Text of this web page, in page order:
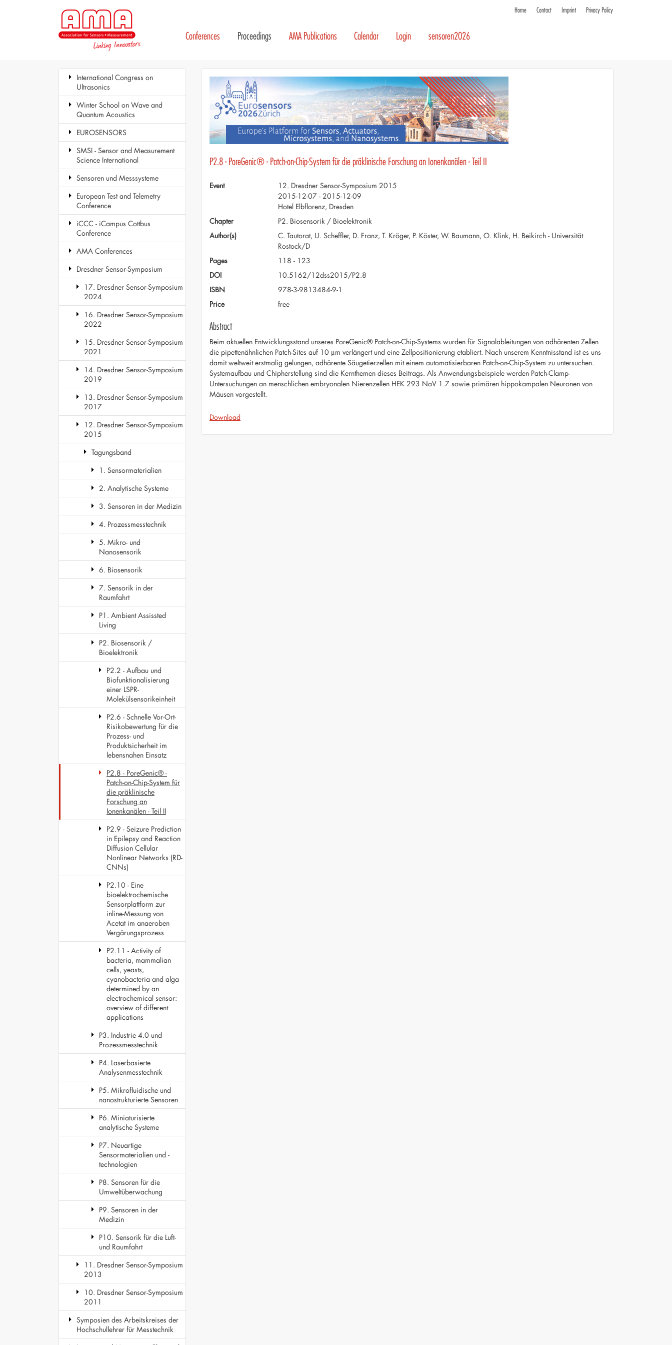
Home Contact Imprint Privacy Policy
Conferences Proceedings AMA Publications Calendar Login sensoren2026
International Congress on
Ultrasonics
Winter School on Wave and
Quantum Acoustics
EUROSENSORS
SMSI - Sensor and Measurement
Science International
Sensoren und Messsysteme
European Test and Telemetry
Conference
iCCC - iCampus Cottbus
Conference
AMA Conferences
Dresdner Sensor-Symposium
17. Dresdner Sensor-Symposium
2024
16. Dresdner Sensor-Symposium
2022
15. Dresdner Sensor-Symposium
2021
14. Dresdner Sensor-Symposium
2019
13. Dresdner Sensor-Symposium
2017
12. Dresdner Sensor-Symposium
2015
Tagungsband
1. Sensormaterialien
2. Analytische Systeme
3. Sensoren in der Medizin
4. Prozessmesstechnik
5. Mikro- und
Nanosensorik
6. Biosensorik
7. Sensorik in der
Raumfahrt
P1. Ambient Assissted
Living
P2. Biosensorik /
Bioelektronik
P2.2 - Aufbau und
Biofunktionalisierung
einer LSPR-
Molekülsensorikeinheit
P2.6 - Schnelle Vor-Ort-
Risikobewertung für die
Prozess- und
Produktsicherheit im
lebensnahen Einsatz
P2.8 - PoreGenic® -
Patch-on-Chip-System für
die präklinische
Forschung an
Ionenkanälen - Teil II
P2.9 - Seizure Prediction
in Epilepsy and Reaction
Diffusion Cellular
Nonlinear Networks (RD-
CNNs)
P2.10 - Eine
bioelektrochemische
Sensorplattform zur
inline-Messung von
Acetat im anaeroben
Vergärungsprozess
P2.11 - Activity of
bacteria, mammalian
cells, yeasts,
cyanobacteria and alga
determined by an
electrochemical sensor:
overview of different
applications
P3. Industrie 4.0 und
Prozessmesstechnik
P4. Laserbasierte
Analysenmesstechnik
P5. Mikrofluidische und
nanostrukturierte Sensoren
P6. Miniaturisierte
analytische Systeme
P7. Neuartige
Sensormaterialien und -
technologien
P8. Sensoren für die
Umweltüberwachung
P9. Sensoren in der
Medizin
P10. Sensorik für die Luft-
und Raumfahrt
11. Dresdner Sensor-Symposium
2013
10. Dresdner Sensor-Symposium
2011
Symposien des Arbeitskreises der
Hochschullehrer für Messtechnik
P2.8 - PoreGenic® - Patch-on-Chip-System für die präklinische Forschung an Ionenkanälen - Teil II
Event
12. Dresdner Sensor-Symposium 2015
2015-12-07 - 2015-12-09
Hotel Elbflorenz, Dresden
Chapter
P2. Biosensorik / Bioelektronik
Author(s)
C. Tautorat, U. Scheffler, D. Franz, T. Kröger, P. Köster, W. Baumann, O. Klink, H. Beikirch - Universität
Rostock/D
Pages
118 - 123
DOI
10.5162/12dss2015/P2.8
ISBN
978-3-9813484-9-1
Price
free
Abstract
Beim aktuellen Entwicklungsstand unseres PoreGenic® Patch-on-Chip-Systems wurden für Signalableitungen von adhärenten Zellen
die pipettenähnlichen Patch-Sites auf 10 μm verlängert und eine Zellpositionierung etabliert. Nach unserem Kenntnisstand ist es uns
damit weltweit erstmalig gelungen, adhärente Säugetierzellen mit einem automatisierbaren Patch-on-Chip-System zu untersuchen.
Systemaufbau und Chipherstellung sind die Kernthemen dieses Beitrags. Als Anwendungsbeispiele werden Patch-Clamp-
Untersuchungen an menschlichen embryonalen Nierenzellen HEK 293 NaV 1.7 sowie primären hippokampalen Neuronen von
Mäusen vorgestellt.
Download